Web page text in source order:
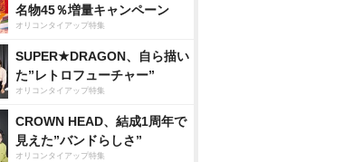
名物45％増量キャンペーン
オリコンタイアップ特集
SUPER★DRAGON、自ら描い
た”レトロフューチャー”
オリコンタイアップ特集
CROWN HEAD、結成1周年で
見えた”バンドらしさ”
オリコンタイアップ特集